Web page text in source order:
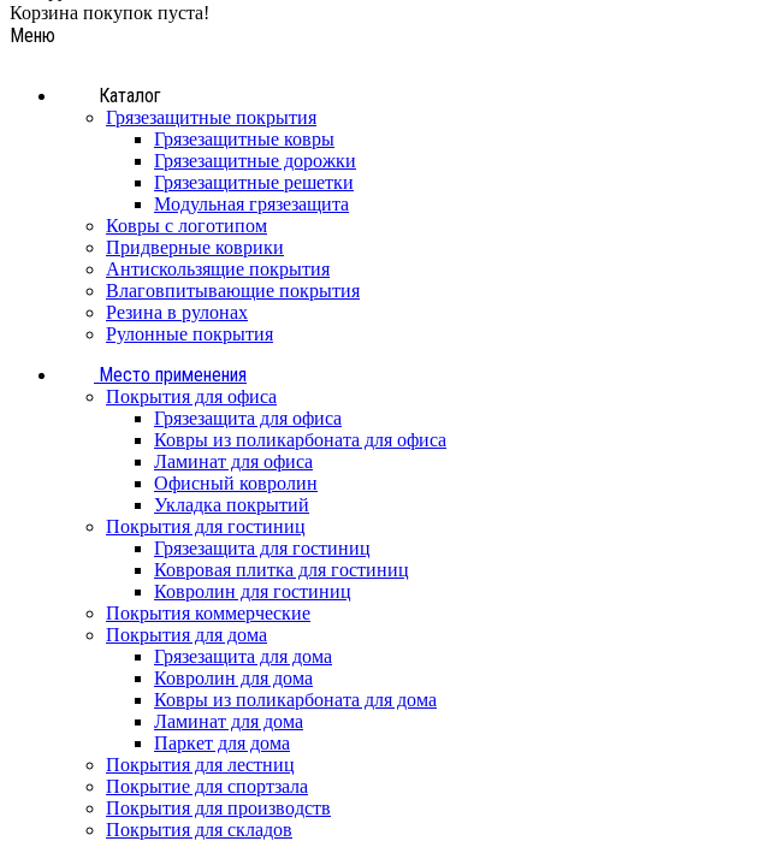
Корзина покупок пуста!
Меню
Каталог
Грязезащитные покрытия
Грязезащитные ковры
Грязезащитные дорожки
Грязезащитные решетки
Модульная грязезащита
Ковры с логотипом
Придверные коврики
Антискользящие покрытия
Влаговпитывающие покрытия
Резина в рулонах
Рулонные покрытия
Место применения
Покрытия для офиса
Грязезащита для офиса
Ковры из поликарбоната для офиса
Ламинат для офиса
Офисный ковролин
Укладка покрытий
Покрытия для гостиниц
Грязезащита для гостиниц
Ковровая плитка для гостиниц
Ковролин для гостиниц
Покрытия коммерческие
Покрытия для дома
Грязезащита для дома
Ковролин для дома
Ковры из поликарбоната для дома
Ламинат для дома
Паркет для дома
Покрытия для лестниц
Покрытие для спортзала
Покрытия для производств
Покрытия для складов